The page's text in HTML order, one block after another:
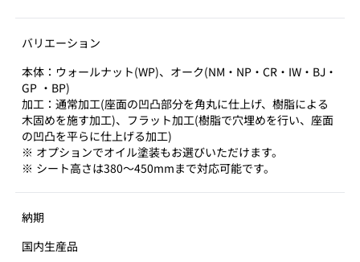
バリエーション
本体：ウォールナット(WP)、オーク(NM・NP・CR・IW・BJ・
GP ・BP)
加工：通常加工(座面の凹凸部分を角丸に仕上げ、樹脂による
木固めを施す加工)、フラット加工(樹脂で穴埋めを行い、座面
の凹凸を平らに仕上げる加工)
※ オプションでオイル塗装もお選びいただけます。
※ シート高さは380〜450mmまで対応可能です。
納期
国内生産品